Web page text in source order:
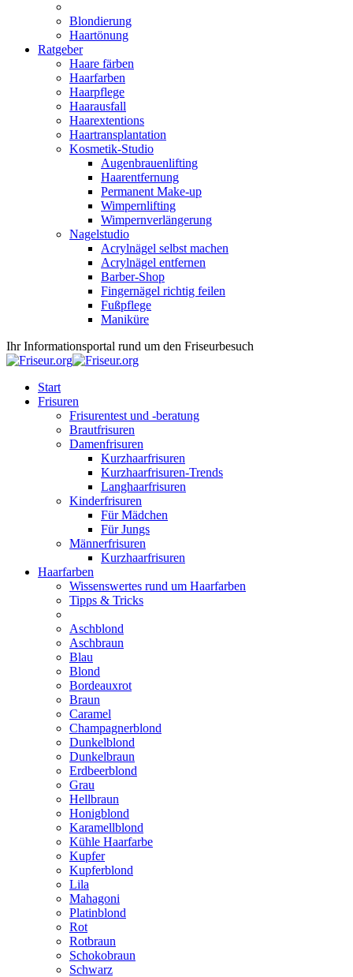
Blondierung
Haartönung
Ratgeber
Haare färben
Haarfarben
Haarpflege
Haarausfall
Haarextentions
Haartransplantation
Kosmetik-Studio
Augenbrauenlifting
Haarentfernung
Permanent Make-up
Wimpernlifting
Wimpernverlängerung
Nagelstudio
Acrylnägel selbst machen
Acrylnägel entfernen
Barber-Shop
Fingernägel richtig feilen
Fußpflege
Maniküre
Ihr Informationsportal rund um den Friseurbesuch
Start
Frisuren
Frisurentest und -beratung
Brautfrisuren
Damenfrisuren
Kurzhaarfrisuren
Kurzhaarfrisuren-Trends
Langhaarfrisuren
Kinderfrisuren
Für Mädchen
Für Jungs
Männerfrisuren
Kurzhaarfrisuren
Haarfarben
Wissenswertes rund um Haarfarben
Tipps & Tricks
Aschblond
Aschbraun
Blau
Blond
Bordeauxrot
Braun
Caramel
Champagnerblond
Dunkelblond
Dunkelbraun
Erdbeerblond
Grau
Hellbraun
Honigblond
Karamellblond
Kühle Haarfarbe
Kupfer
Kupferblond
Lila
Mahagoni
Platinblond
Rot
Rotbraun
Schokobraun
Schwarz